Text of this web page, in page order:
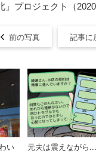
プロジェクト（
前の写真 記事に